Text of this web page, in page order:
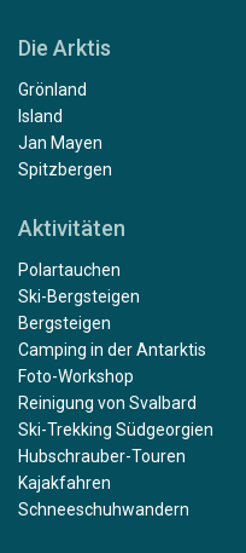
Die Arktis
Grönland
Island
Jan Mayen
Spitzbergen
Aktivitäten
Polartauchen
Ski-Bergsteigen
Bergsteigen
Camping in der Antarktis
Foto-Workshop
Reinigung von Svalbard
Ski-Trekking Südgeorgien
Hubschrauber-Touren
Kajakfahren
Schneeschuhwandern